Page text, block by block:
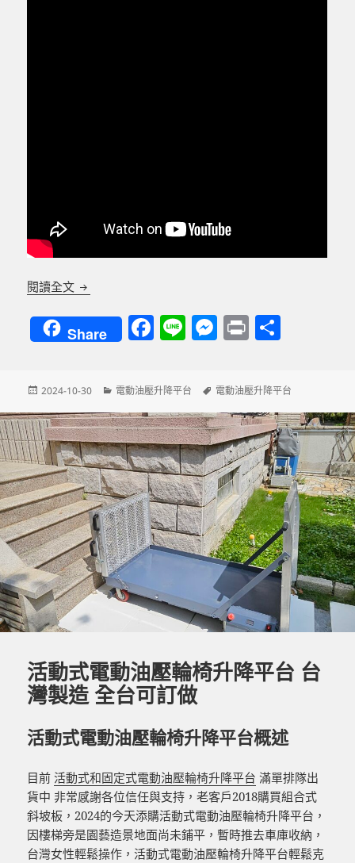
閱讀全文 活動式電動油壓輪椅升降平台 全台可訂做 台灣製造
Share F
c
e
b
o
o
k
Li
e
M
se
n
g
er
P
nt
發
日
期:
2024-10-30
分
電動油壓升降平台
標
電動油壓升降平台
活動式電動油壓輪椅升降平台 台
灣製造 全台可訂做
活動式電動油壓輪椅升降平台概述
目前活動式和固定式電動油壓輪椅升降平台 滿單排隊出
貨中 非常感謝各位信任與支持，老客戶2018購買組合式
斜坡板，2024的今天添購活動式電動油壓輪椅升降平台，
因樓梯旁是園藝造景地面尚未鋪平，暫時推去車庫收納，
台灣女性輕鬆操作，活動式電動油壓輪椅升降平台輕鬆克